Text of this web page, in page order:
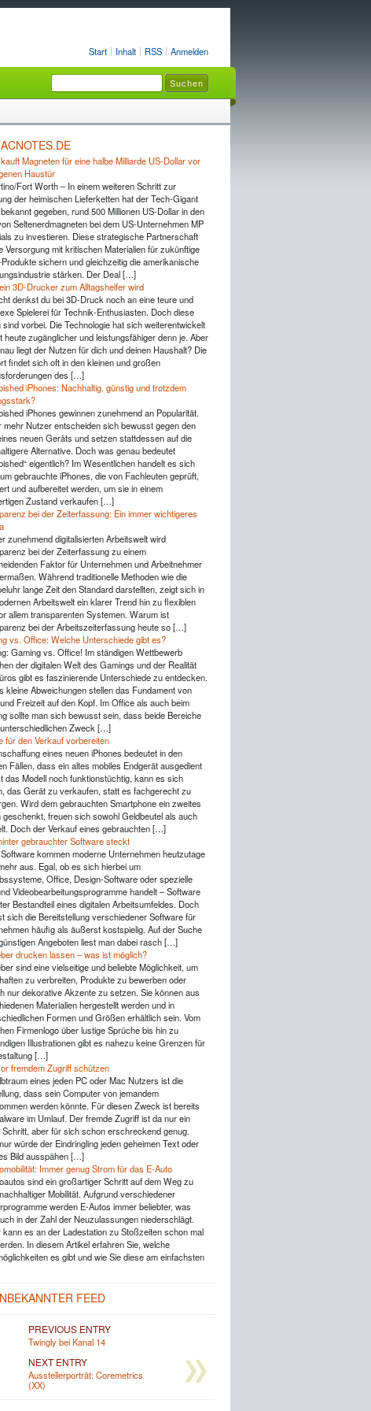
Start Inhalt RSS Anmelden
Magneten für eine halbe Milliarde US-Dollar vor
Haustür
Fort Worth – In einem weiteren Schritt zur
der heimischen Lieferketten hat der Tech-Gigant
gegeben, rund 500 Millionen US-Dollar in den
Seltenerdmagneten bei dem US-Unternehmen MP
zu investieren. Diese strategische Partnerschaft
Versorgung mit kritischen Materialien für zukünftige
sichern und gleichzeitig die amerikanische
stärken. Der Deal […]
3D-Drucker zum Alltagshelfer wird
denkst du bei 3D-Druck noch an eine teure und
Spielerei für Technik-Enthusiasten. Doch diese
sind vorbei. Die Technologie hat sich weiterentwickelt
heute zugänglicher und leistungsfähiger denn je. Aber
liegt der Nutzen für dich und deinen Haushalt? Die
findet sich oft in den kleinen und großen
des […]
iPhones: Nachhaltig, günstig und trotzdem
iPhones gewinnen zunehmend an Popularität.
mehr Nutzer entscheiden sich bewusst gegen den
neuen Geräts und setzen stattdessen auf die
Alternative. Doch was genau bedeutet
eigentlich? Im Wesentlichen handelt es sich
gebrauchte iPhones, die von Fachleuten geprüft,
und aufbereitet werden, um sie in einem
Zustand verkaufen […]
bei der Zeiterfassung: Ein immer wichtigeres
zunehmend digitalisierten Arbeitswelt wird
bei der Zeiterfassung zu einem
Faktor für Unternehmen und Arbeitnehmer
Während traditionelle Methoden wie die
lange Zeit den Standard darstellten, zeigt sich in
Arbeitswelt ein klarer Trend hin zu flexiblen
allem transparenten Systemen. Warum ist
bei der Arbeitszeiterfassung heute so […]
vs. Office: Welche Unterschiede gibt es?
Gaming vs. Office! Im ständigen Wettbewerb
der digitalen Welt des Gamings und der Realität
gibt es faszinierende Unterschiede zu entdecken.
kleine Abweichungen stellen das Fundament von
Freizeit auf den Kopf. Im Office als auch beim
sollte man sich bewusst sein, dass beide Bereiche
Zweck […]
für den Verkauf vorbereiten
eines neuen iPhones bedeutet in den
Fällen, dass ein altes mobiles Endgerät ausgedient
das Modell noch funktionstüchtig, kann es sich
das Gerät zu verkaufen, statt es fachgerecht zu
Wird dem gebrauchten Smartphone ein zweites
geschenkt, freuen sich sowohl Geldbeutel als auch
Doch der Verkauf eines gebrauchten […]
gebrauchter Software steckt
kommen moderne Unternehmen heutzutage
aus. Egal, ob es sich hierbei um
Office, Design-Software oder spezielle
Videobearbeitungsprogramme handelt – Software
Bestandteil eines digitalen Arbeitsumfeldes. Doch
sich die Bereitstellung verschiedener Software für
häufig als äußerst kostspielig. Auf der Suche
Angeboten liest man dabei rasch […]
drucken lassen – was ist möglich?
sind eine vielseitige und beliebte Möglichkeit, um
zu verbreiten, Produkte zu bewerben oder
nur dekorative Akzente zu setzen. Sie können aus
Materialien hergestellt werden und in
Formen und Größen erhältlich sein. Vom
Firmenlogo über lustige Sprüche bis hin zu
Illustrationen gibt es nahezu keine Grenzen für
[…]
fremdem Zugriff schützen
eines jeden PC oder Mac Nutzers ist die
dass sein Computer von jemandem
werden könnte. Für diesen Zweck ist bereits
im Umlauf. Der fremde Zugriff ist da nur ein
aber für sich schon erschreckend genug.
würde der Eindringling jeden geheimen Text oder
Bild ausspähen […]
Immer genug Strom für das E-Auto
sind ein großartiger Schritt auf dem Weg zu
Mobilität. Aufgrund verschiedener
werden E-Autos immer beliebter, was
in der Zahl der Neuzulassungen niederschlägt.
kann es an der Ladestation zu Stoßzeiten schon mal
In diesem Artikel erfahren Sie, welche
es gibt und wie Sie diese am einfachsten
FEED
PREVIOUS ENTRY
Twingly bei Kanal 14
NEXT ENTRY
Ausstellerporträt: Coremetrics
(XX)